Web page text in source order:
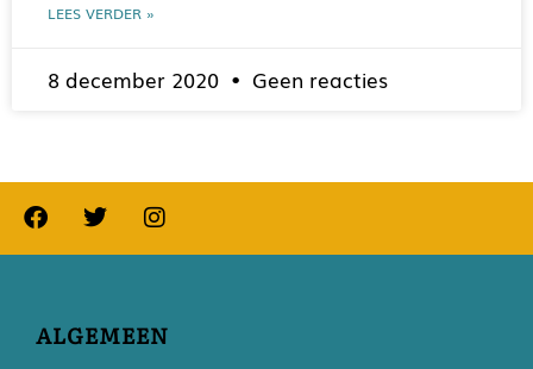
LEES VERDER »
8 december 2020 Geen reacties
ALGEMEEN